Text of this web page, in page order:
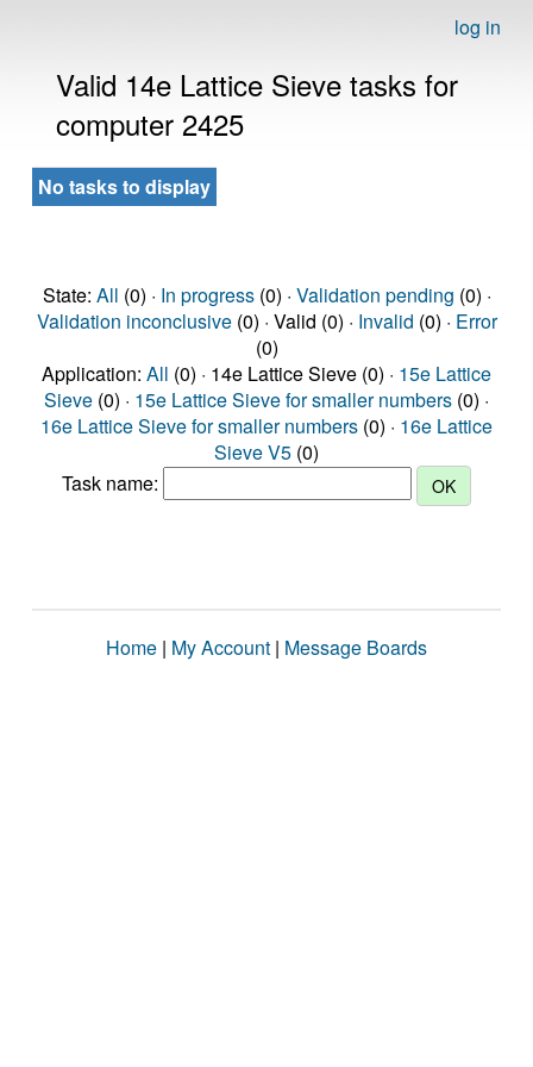
log in
Valid 14e Lattice Sieve tasks for
computer 2425
No tasks to display
State: All (0) · In progress(0) · Validation pending (0) ·
Validation inconclusive(0) · Valid (0) · Invalid (0) · Error
(0)
Application: All (0) · 14e Lattice Sieve (0) · 15e Lattice
Sieve (0) · 15e Lattice Sieve for smaller numbers (0) ·
16e Lattice Sieve for smaller numbers (0) · 16e Lattice
Sieve V5 (0)
Task name:
Home | My Account | Message Boards